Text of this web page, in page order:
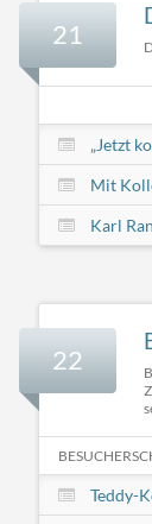
21
„Jetzt
Mit
Karl
22
Teddy-